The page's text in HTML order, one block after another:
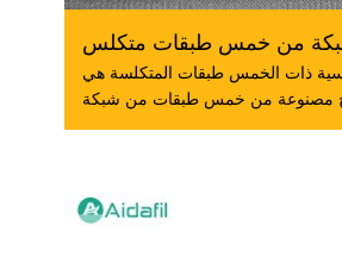
ذات الخمس طبقات المتكلسة هي
مصنوعة من خمس طبقات من شبكة